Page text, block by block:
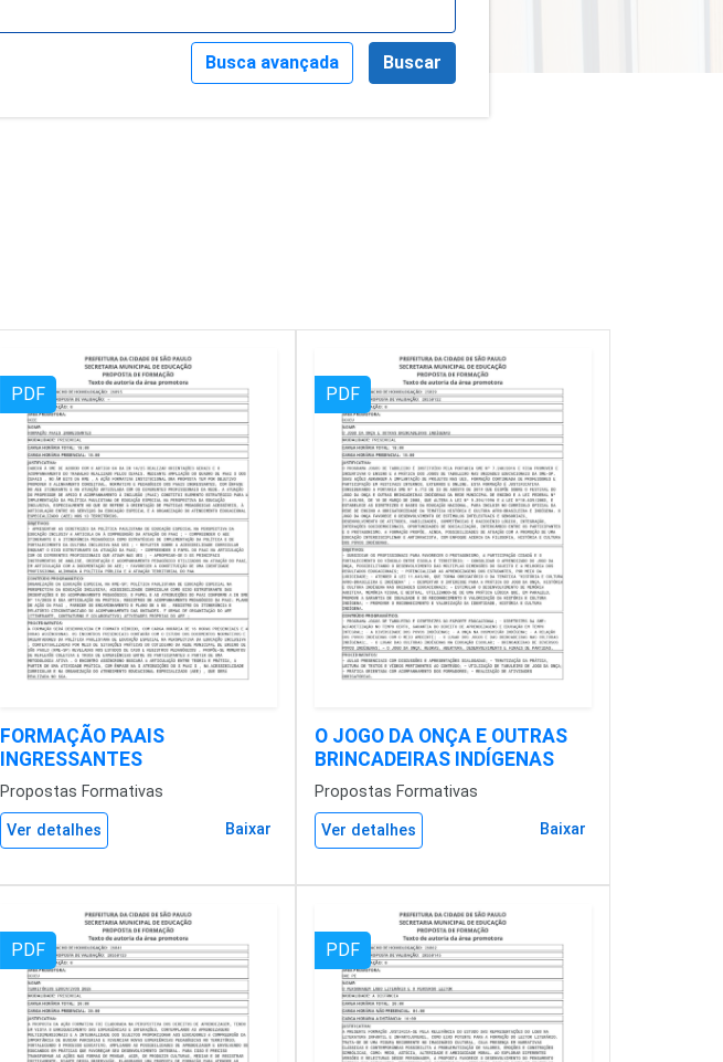
Busca avançada Buscar
PDF
FORMAÇÃO PAAIS
INGRESSANTES
Propostas Formativas
Ver detalhes Baixar
PDF
O JOGO DA ONÇA E OUTRAS
BRINCADEIRAS INDÍGENAS
Propostas Formativas
Ver detalhes Baixar
PDF PDF